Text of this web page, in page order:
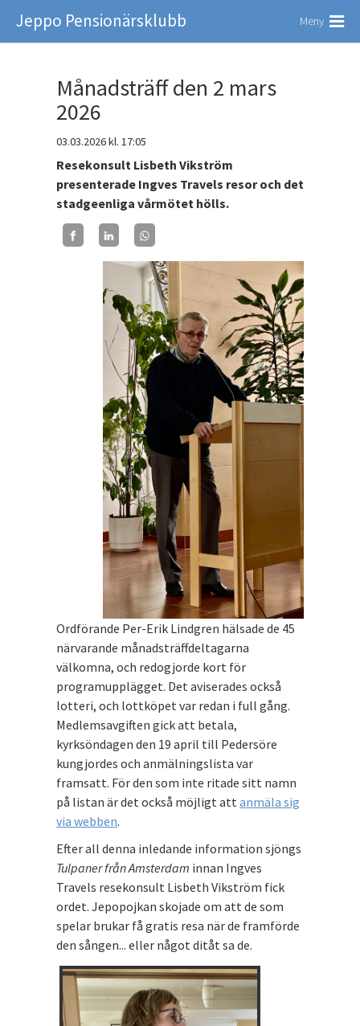
Jeppo Pensionärsklubb Meny
Månadsträff den 2 mars
2026
03.03.2026kl. 17:05
Resekonsult Lisbeth Vikström
presenterade Ingves Travels resor och det
stadgeenliga vårmötet hölls.
Ordförande Per-Erik Lindgren hälsade de 45
närvarande månadsträffdeltagarna
välkomna, och redogjorde kort för
programupplägget. Det aviserades också
lotteri, och lottköpet var redan i full gång.
Medlemsavgiften gick att betala,
kyrksöndagen den 19 april till Pedersöre
kungjordes och anmälningslista var
framsatt. För den som inte ritade sitt namn
på listan är det också möjligt att anmäla sig
via webben.
Efter all denna inledande information sjöngs
Tulpaner från Amsterdam innan Ingves
Travels resekonsult Lisbeth Vikström fick
ordet. Jepopojkan skojade om att de som
spelar brukar få gratis resa när de framförde
den sången... eller något ditåt sa de.